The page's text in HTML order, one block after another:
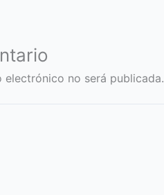
electrónico no será publicada.